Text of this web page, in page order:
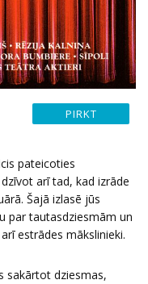
pateicoties
arī tad, kad izrāde
Šajā izlasē jūs
par tautasdziesmām un
estrādes mākslinieki.
sakārtot dziesmas,